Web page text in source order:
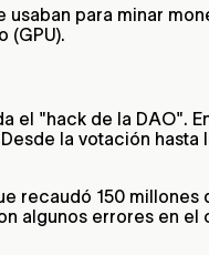
para minar
(GPU).
el "hack de la DAO".
la votación
150 millones
algunos errores en el